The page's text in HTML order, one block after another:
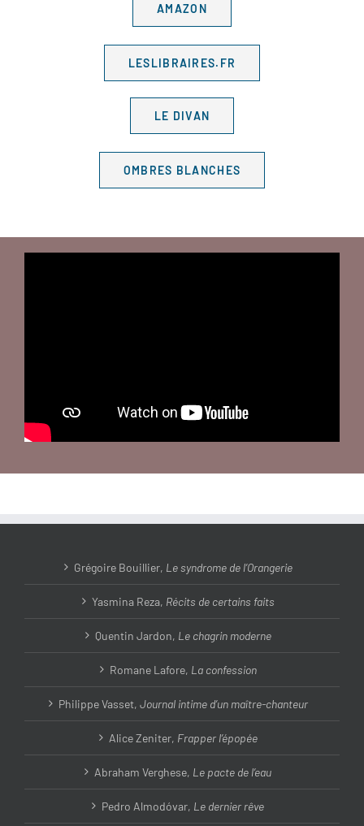
AMAZON
LESLIBRAIRES.FR
LE DIVAN
OMBRES BLANCHES
Grégoire Bouillier, Le syndrome de l’Orangerie
Yasmina Reza, Récits de certains faits
Quentin Jardon, Le chagrin moderne
Romane Lafore, La confession
Philippe Vasset, Journal intime d’un maître-chanteur
Alice Zeniter, Frapper l’épopée
Abraham Verghese, Le pacte de l’eau
Pedro Almodóvar, Le dernier rêve